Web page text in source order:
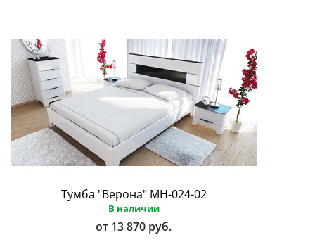
Тумба "Верона" МН-024-02
В наличии
от 13 870 руб.